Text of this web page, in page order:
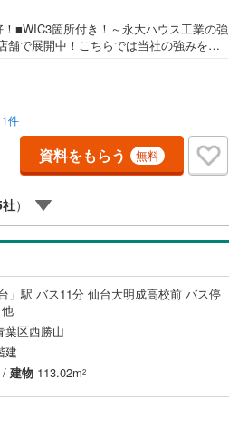
■WIC3箇所付き！～永大ハウス工業の強
舗で展開中！こちらでは当社の強みを大
す。更に教育施設や商業施設、子育て
客様により良い物件選びをして頂ける
す。2.＜経験豊富なスタッフ＞当社で
ォーム】など住宅に関する様々なご質
宅ローン各種税金についても、誠心誠意
ッズスペースも完備！お子様連れのご家
:10:00～18:00（定休日火・水曜日※店舗
件
資料をもらう 無料
社）
」駅 バス11分 仙台大明成高校前 バス停
葉区西勝山
建
/ 建物 113.02m2
バリアフリー住宅（1）
平屋・1階建て
対面キッチン